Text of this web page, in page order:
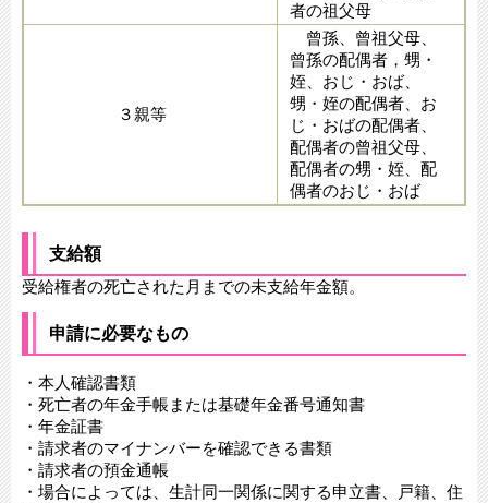
者の祖父母
３親等
曾孫、曾祖父母、
曾孫の配偶者，甥・
姪、おじ・おば、
甥・姪の配偶者、お
じ・おばの配偶者、
配偶者の曾祖父母、
配偶者の甥・姪、配
偶者のおじ・おば
支給額
受給権者の死亡された月までの未支給年金額。
申請に必要なもの
・本人確認書類
・死亡者の年金手帳または基礎年金番号通知書
・年金証書
・請求者のマイナンバーを確認できる書類
・請求者の預金通帳
・場合によっては、生計同一関係に関する申立書、戸籍、住